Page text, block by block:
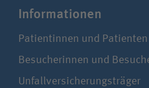
Infor­ma­tionen
Patientinnen und Patienten
Besucherinnen und
Unfallversicherungsträger